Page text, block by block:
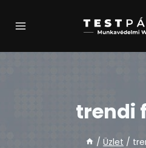
trendi
/ Üzlet /